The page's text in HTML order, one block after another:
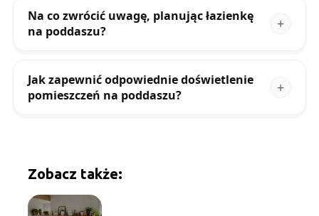
Na co zwrócić uwagę, planując łazienkę
na poddaszu?
Jak zapewnić odpowiednie doświetlenie
pomieszczeń na poddaszu?
Zobacz także: